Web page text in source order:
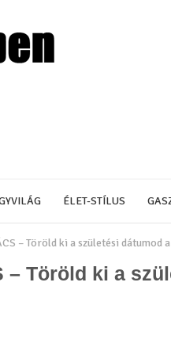
ÉLET-STÍLUS
– Töröld ki a születési dátumod
– Töröld ki a